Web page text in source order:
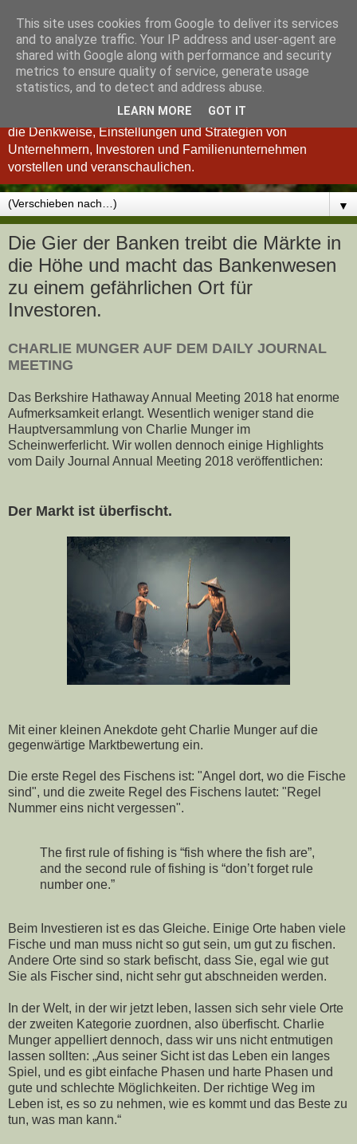
Königsinvestor
"Wer verstanden hat, was einen guten Investor ausmacht, ist
auch ein besserer Unternehmer und umgekehrt." so Charlie
Munger. Deshalb möchten wir Ihnen im Königsinvestor-Blog
die Denkweise, Einstellungen und Strategien von
Unternehmern, Investoren und Familienunternehmen
vorstellen und veranschaulichen.
▼
Die Gier der Banken treibt die Märkte in
die Höhe und macht das Bankenwesen
zu einem gefährlichen Ort für
Investoren.
CHARLIE MUNGER AUF DEM DAILY JOURNAL
MEETING
Das Berkshire Hathaway Annual Meeting 2018 hat enorme
Aufmerksamkeit erlangt. Wesentlich weniger stand die
Hauptversammlung von Charlie Munger im
Scheinwerferlicht. Wir wollen dennoch einige Highlights
vom Daily Journal Annual Meeting 2018 veröffentlichen:
Der Markt ist überfischt.
Mit einer kleinen Anekdote geht Charlie Munger auf die
gegenwärtige Marktbewertung ein.
Die erste Regel des Fischens ist: "Angel dort, wo die Fische
sind", und die zweite Regel des Fischens lautet: "Regel
Nummer eins nicht vergessen".
The first rule of fishing is “fish where the fish are”,
and the second rule of fishing is “don’t forget rule
number one.”
Beim Investieren ist es das Gleiche. Einige Orte haben viele
Fische und man muss nicht so gut sein, um gut zu fischen.
Andere Orte sind so stark befischt, dass Sie, egal wie gut
Sie als Fischer sind, nicht sehr gut abschneiden werden.
In der Welt, in der wir jetzt leben, lassen sich sehr viele Orte
der zweiten Kategorie zuordnen, also überfischt. Charlie
Munger appelliert dennoch, dass wir uns nicht entmutigen
lassen sollten: „Aus seiner Sicht ist das Leben ein langes
Spiel, und es gibt einfache Phasen und harte Phasen und
gute und schlechte Möglichkeiten. Der richtige Weg im
Leben ist, es so zu nehmen, wie es kommt und das Beste zu
tun, was man kann.“
This site uses cookies from Google to deliver its services
and to analyze traffic. Your IP address and user-agent are
shared with Google along with performance and security
metrics to ensure quality of service, generate usage
statistics, and to detect and address abuse.
LEARN MORE GOT IT